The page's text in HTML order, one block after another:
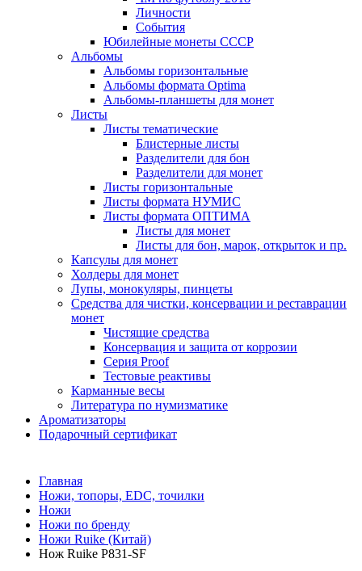
Личности
События
Юбилейные монеты СССР
Альбомы
Альбомы горизонтальные
Альбомы формата Optima
Альбомы-планшеты для монет
Листы
Листы тематические
Блистерные листы
Разделители для бон
Разделители для монет
Листы горизонтальные
Листы формата НУМИС
Листы формата ОПТИМА
Листы для монет
Листы для бон, марок, открыток и пр.
Капсулы для монет
Холдеры для монет
Лупы, монокуляры, пинцеты
Средства для чистки, консервации и реставрации
монет
Чистящие средства
Консервация и защита от коррозии
Серия Proof
Тестовые реактивы
Карманные весы
Литература по нумизматике
Ароматизаторы
Подарочный сертификат
Главная
Ножи, топоры, EDC, точилки
Ножи
Ножи по бренду
Ножи Ruike (Китай)
Нож Ruike P831-SF